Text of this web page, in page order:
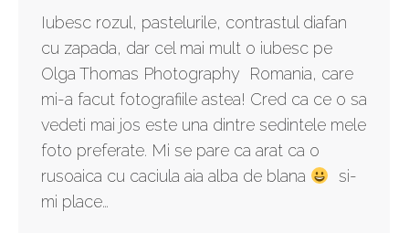
Iubesc rozul, pastelurile, contrastul diafan
cu zapada, dar cel mai mult o iubesc pe
Olga Thomas Photography Romania, care
mi-a facut fotografiile astea! Cred ca ce o sa
vedeti mai jos este una dintre sedintele mele
foto preferate. Mi se pare ca arat ca o
rusoaica cu caciula aia alba de blana
si-
mi place…